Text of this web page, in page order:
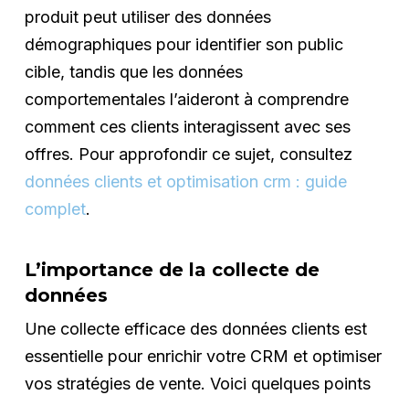
produit peut utiliser des données
démographiques pour identifier son public
cible, tandis que les données
comportementales l’aideront à comprendre
comment ces clients interagissent avec ses
offres. Pour approfondir ce sujet, consultez
données clients et optimisation crm : guide
complet.
L’importance de la collecte de
données
Une collecte efficace des données clients est
essentielle pour enrichir votre CRM et optimiser
vos stratégies de vente. Voici quelques points